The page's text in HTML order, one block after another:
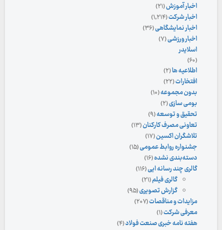
اخبار آموزش(۲۱)
اخبار شرکت(۱,۲۱۴)
اخبار نمایشگاهی(۳۶)
اخبار ورزشی(۷)
اسلایدر
(۶۰)
اطلاعیه ها(۲)
افتخارات(۲۲)
بدون مجموعه(۱۰)
بومی سازی(۲)
تحقیق و توسعه(۹)
تعاونی مصرف کارکنان(۱۳)
تلاشگران اکسین(۱۷)
جشنواره روابط عمومی(۱۵)
دسته‌بندی نشده(۱۶)
گالری چند رسانه ایی(۱۱۶)
گالری فیلم(۲۱)
گزارش تصویری(۹۵)
مزایدات و مناقصات(۲۰۷)
معرفی شرکت(۱)
هفته نامه خبری صنعت فولاد(۴)